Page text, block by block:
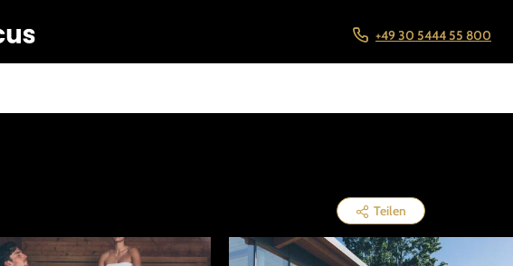
+49 30 5444 55 800
Teilen